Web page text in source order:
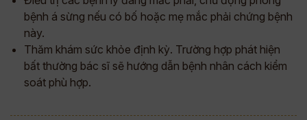
bệnh á sừng nếu có bố hoặc mẹ mắc phải chứng bệnh
này.
Thăm khám sức khỏe định kỳ. Trường hợp phát hiện
bất thường bác sĩ sẽ hướng dẫn bệnh nhân cách kiểm
soát phù hợp.